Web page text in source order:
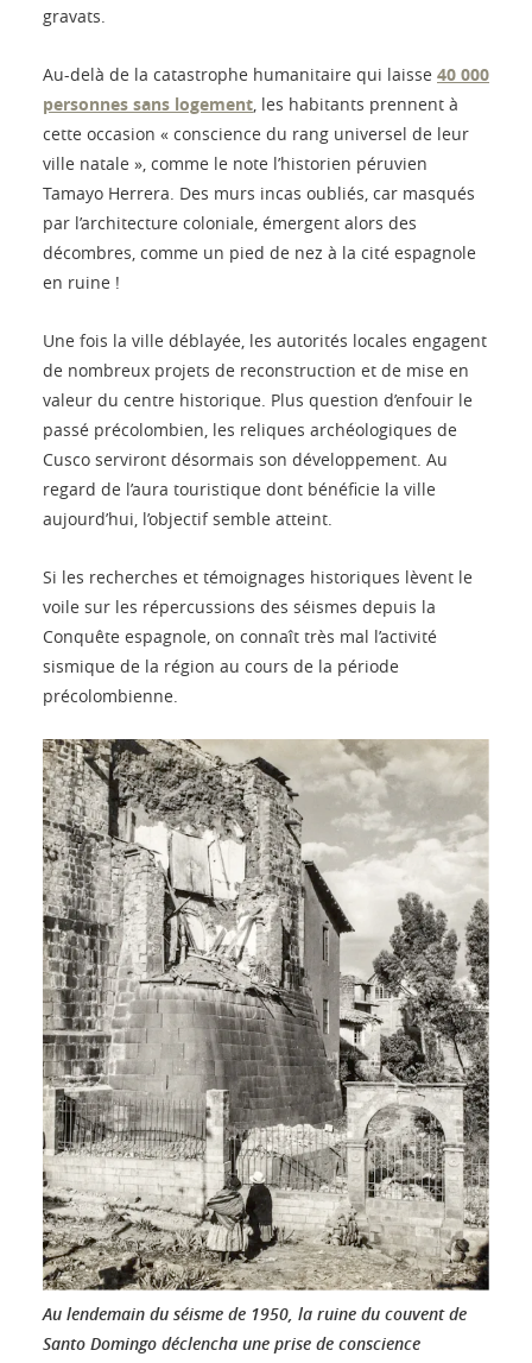
gravats.
Au-delà de la catastrophe humanitaire qui laisse 40 000
personnes sans logement, les habitants prennent à
cette occasion « conscience du rang universel de leur
ville natale », comme le note l’historien péruvien
Tamayo Herrera. Des murs incas oubliés, car masqués
par l’architecture coloniale, émergent alors des
décombres, comme un pied de nez à la cité espagnole
en ruine !
Une fois la ville déblayée, les autorités locales engagent
de nombreux projets de reconstruction et de mise en
valeur du centre historique. Plus question d’enfouir le
passé précolombien, les reliques archéologiques de
Cusco serviront désormais son développement. Au
regard de l’aura touristique dont bénéficie la ville
aujourd’hui, l’objectif semble atteint.
Si les recherches et témoignages historiques lèvent le
voile sur les répercussions des séismes depuis la
Conquête espagnole, on connaît très mal l’activité
sismique de la région au cours de la période
précolombienne.
Au lendemain du séisme de 1950, la ruine du couvent de
Santo Domingo déclencha une prise de conscience